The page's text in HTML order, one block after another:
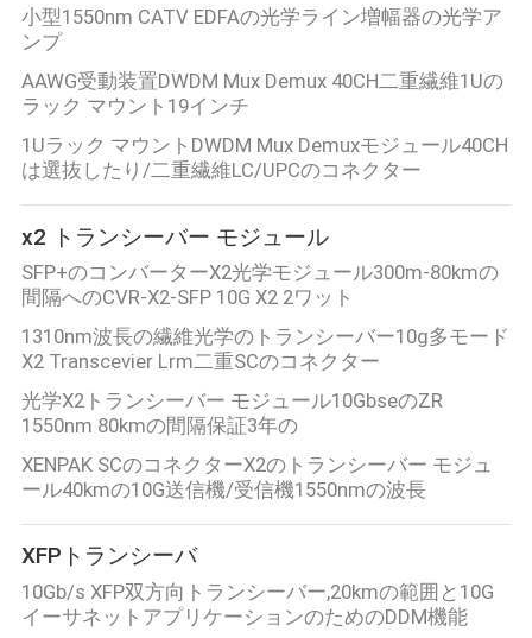
ュ
ー
ス
事
件
引
金
を
求
め
て
く
小型1550nm CATV EDFAの光学ライン増幅器の光学ア
ンプ
AAWG受動装置DWDM Mux Demux 40CH二重繊維1Uの
ラック マウント19インチ
1Uラック マウントDWDM Mux Demuxモジュール40CH
は選抜したり/二重繊維LC/UPCのコネクター
x2 トランシーバー モジュール
SFP+のコンバーターX2光学モジュール300m-80kmの
間隔へのCVR-X2-SFP 10G X2 2ワット
1310nm波長の繊維光学のトランシーバー10g多モード
X2 Transcevier Lrm二重SCのコネクター
光学X2トランシーバー モジュール10GbseのZR
1550nm 80kmの間隔保証3年の
XENPAK SCのコネクターX2のトランシーバー モジュ
ール40kmの10G送信機/受信機1550nmの波長
XFPトランシーバ
10Gb/s XFP双方向トランシーバー,20kmの範囲と10G
イーサネットアプリケーションのためのDDM機能